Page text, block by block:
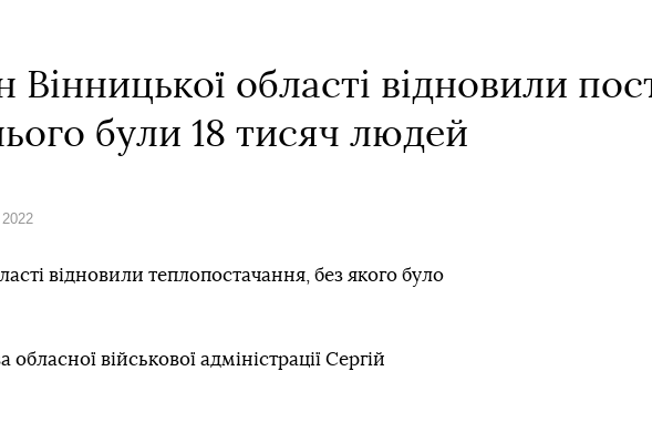
Вінницької області відновили
були 18 тисяч людей
відновили теплопостачання, без якого було
військової адміністрації Сергій